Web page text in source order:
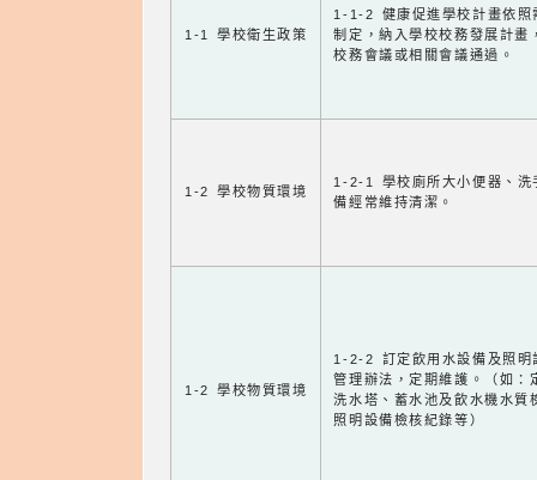
1-1 學校衛生政策
1-1-2 健康促進學校計畫依照
制定，納入學校校務發展計畫
校務會議或相關會議通過。
1-2 學校物質環境
1-2-1 學校廁所大小便器、洗
備經常維持清潔。
1-2 學校物質環境
1-2-2 訂定飲用水設備及照明
管理辦法，定期維護。（如：
洗水塔、蓄水池及飲水機水質
照明設備檢核紀錄等）